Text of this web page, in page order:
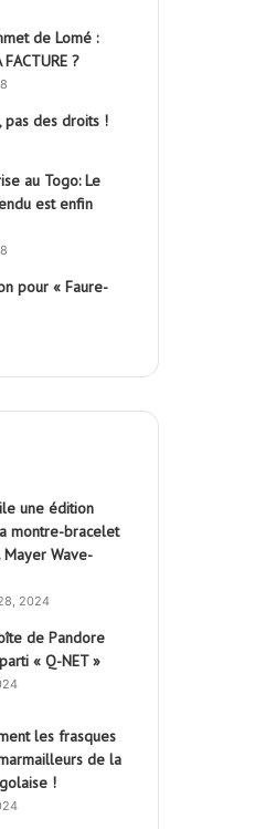
de Lomé :
FACTURE ?
pas des droits !
au Togo: Le
est enfin
pour « Faure-
une édition
montre-bracelet
Mayer Wave-
2024
de Pandore
« Q-NET »
les frasques
de la
!